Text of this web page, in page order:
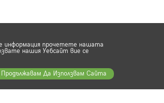
информация прочетете нашата
нашия Уебсайт вие се
Да Използвам Сайта